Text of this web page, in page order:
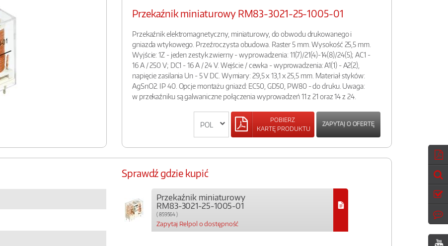
Przekaźnik miniaturowy RM83-3021-25-1005-01
Przekaźnik elektromagnetyczny, miniaturowy, do obwodu drukowanego i
gniazda wtykowego. Przeźroczysta obudowa. Raster 5 mm. Wysokość 25,5 mm.
Wyjście: 1Z - jeden zestyk zwierny - wyprowadzenia: 11(7)/21(4)-14(8)/24(5); AC1 -
16 A / 250 V; DC1 - 16 A / 24 V. Wejście / cewka - wyprowadzenia: A1(1) - A2(2),
napięcie zasilania Un - 5 V DC. Wymiary: 29,5 x 13,1 x 25,5 mm. Materiał styków:
AgSnO2. IP 40. Opcje montażu gniazd: EC50, GD50, PW80 - do druku. Uwaga:
w przekaźniku są galwaniczne połączenia wyprowadzeń 11 z 21 oraz 14 z 24.
POBIERZ
KARTĘ PRODUKTU
ZAPYTAJ O OFERTĘ
Sprawdź gdzie kupić
Przekaźnik miniaturowy
RM83-3021-25-1005-01
( 859564 )
Zapytaj Relpol o dostępność